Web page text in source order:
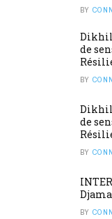
BY
de
BY
Dikhil
de
BY
BY